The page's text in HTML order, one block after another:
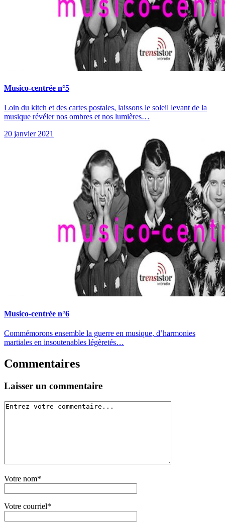
Musico-centrée n°5
Loin du kitch et des cartes postales, laissons le soleil levant de la
musique révéler nos ombres et nos lumières…
20 janvier 2021
Musico-centrée n°6
Commémorons ensemble la guerre en musique, d’harmonies
martiales en insoutenables légèretés…
Commentaires
Laisser un commentaire
Votre nom*
Votre courriel*